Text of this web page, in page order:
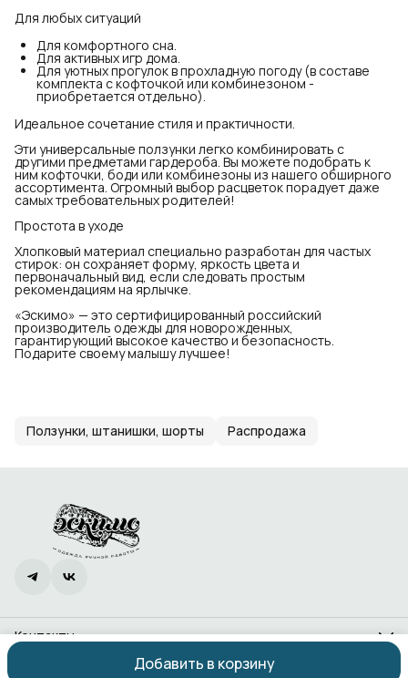
Добавить в корзину
Для любых ситуаций
Для комфортного сна.
Для активных игр дома.
Для уютных прогулок в прохладную погоду (в составе
комплекта с кофточкой или комбинезоном -
приобретается отдельно).
Идеальное сочетание стиля и практичности.
Эти универсальные ползунки легко комбинировать с
другими предметами гардероба. Вы можете подобрать к
ним кофточки, боди или комбинезоны из нашего обширного
ассортимента. Огромный выбор расцветок порадует даже
самых требовательных родителей!
Простота в уходе
Хлопковый материал специально разработан для частых
стирок: он сохраняет форму, яркость цвета и
первоначальный вид, если следовать простым
рекомендациям на ярлычке.
«Эскимо» — это сертифицированный российский
производитель одежды для новорожденных,
гарантирующий высокое качество и безопасность.
Подарите своему малышу лучшее!
Ползунки, штанишки, шорты Распродажа
Контакты
Ростов-на-Дону, проспект 40-летия Победы, 338